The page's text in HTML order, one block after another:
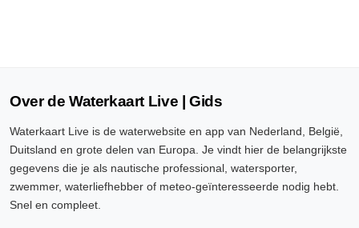
Over de Waterkaart Live | Gids
Waterkaart Live is de waterwebsite en app van Nederland, België,
Duitsland en grote delen van Europa. Je vindt hier de belangrijkste
gegevens die je als nautische professional, watersporter,
zwemmer, waterliefhebber of meteo-geïnteresseerde nodig hebt.
Snel en compleet.